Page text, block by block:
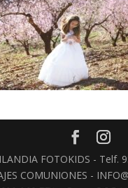
FOTOKIDS - Telf.
COMUNIONES -